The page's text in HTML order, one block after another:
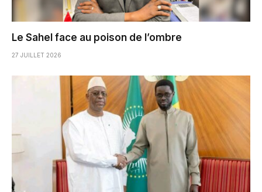
Le Sahel face au poison de l’ombre
27 JUILLET 2026